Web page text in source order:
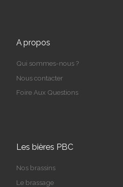
A propos
Qui sommes-nous ?
Nous contacter
Foire Aux Questions
Les bières PBC
Nos brassins
Le brassage